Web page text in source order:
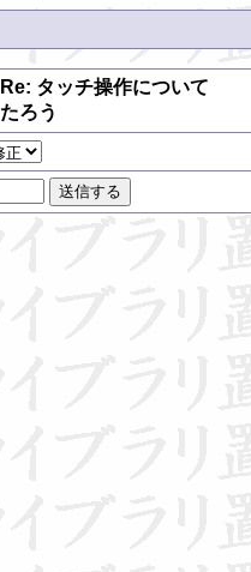
Re: タッチ操作について
たろう